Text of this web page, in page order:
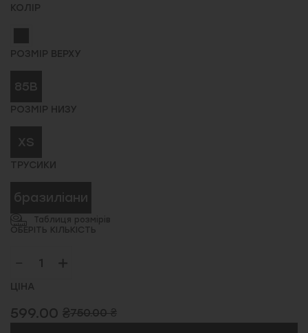
КОЛІР
РОЗМІР ВЕРХУ
85B
РОЗМІР НИЗУ
XS
ТРУСИКИ
бразиліани
Таблиця розмірів
ОБЕРІТЬ КІЛЬКІСТЬ
ЦІНА
599.00 ₴750.00 ₴